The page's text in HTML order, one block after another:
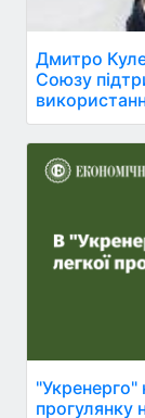
Дмитро
Союзу
"Укренерго"
прогулянку